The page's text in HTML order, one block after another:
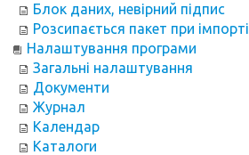
Блок даних, невірний підпис
Розсипається пакет при імпорті
Налаштування програми
Загальні налаштування
Документи
Журнал
Календар
Каталоги